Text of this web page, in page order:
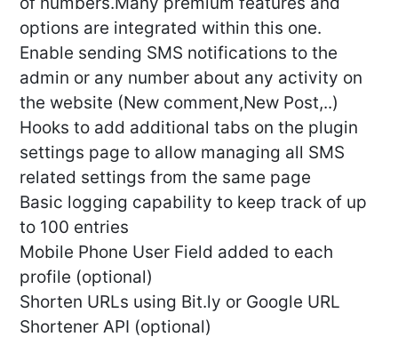
options are integrated within this one.
Enable sending SMS notifications to the
admin or any number about any activity on
the website (New comment,New Post,..)
Hooks to add additional tabs on the plugin
settings page to allow managing all SMS
related settings from the same page
Basic logging capability to keep track of up
to 100 entries
Mobile Phone User Field added to each
profile (optional)
Shorten URLs using Bit.ly or Google URL
Shortener API (optional)